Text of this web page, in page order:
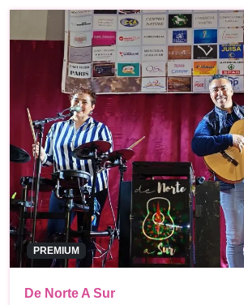
PREMIUM
De Norte A Sur